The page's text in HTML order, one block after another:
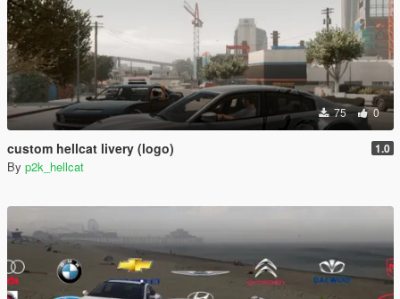
75 0
custom hellcat livery (logo) 1.0
By p2k_hellcat